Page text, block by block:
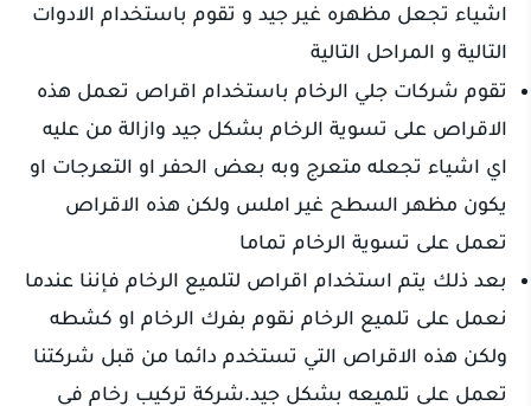
اشياء تجعل مظهره غير جيد و تقوم باستخدام الادوات
التالية و المراحل التالية
تقوم شركات جلي الرخام باستخدام اقراص تعمل هذه
الاقراص على تسوية الرخام بشكل جيد وازالة من عليه
اي اشياء تجعله متعرج وبه بعض الحفر او التعرجات او
يكون مظهر السطح غير املس ولكن هذه الاقراص
تعمل على تسوية الرخام تماما
بعد ذلك يتم استخدام اقراص لتلميع الرخام فإننا عندما
نعمل على تلميع الرخام نقوم بفرك الرخام او كشطه
ولكن هذه الاقراص التي تستخدم دائما من قبل شركتنا
تعمل على تلميعه بشكل جيد.شركة تركيب رخام في